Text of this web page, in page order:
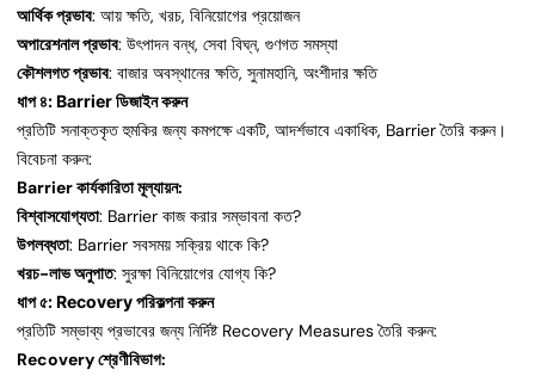
আর্থিক প্রভাব: আয় ক্ষতি, খরচ, বিনিয়োগের প্রয়োজন
অপারেশনাল প্রভাব: উৎপাদন বন্ধ, সেবা বিঘ্ন, গুণগত সমস্যা
কৌশলগত প্রভাব: বাজার অবস্থানের ক্ষতি, সুনামহানি, অংশীদার ক্ষতি
ধাপ ৪: Barrier ডিজাইন করুন
প্রতিটি সনাক্তকৃত হুমকির জন্য কমপক্ষে একটি, আদর্শভাবে একাধিক, Barrier তৈরি করুন।
বিবেচনা করুন:
Barrier কার্যকারিতা মূল্যায়ন:
বিশ্বাসযোগ্যতা: Barrier কাজ করার সম্ভাবনা কত?
উপলব্ধতা: Barrier সবসময় সক্রিয় থাকে কি?
খরচ-লাভ অনুপাত: সুরক্ষা বিনিয়োগের যোগ্য কি?
ধাপ ৫: Recovery পরিকল্পনা করুন
প্রতিটি সম্ভাব্য প্রভাবের জন্য নির্দিষ্ট Recovery Measures তৈরি করুন:
Recovery শ্রেণীবিভাগ: